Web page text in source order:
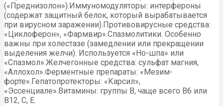
(«Преднизолон»).Иммуномодуляторы: интерфероны
(содержат защитный белок, который вырабатывается
при вирусном заражении).Противовирусные средства:
«Циклоферон», «Фармвир».Спазмолитики. Особенно
важны при холестазе (замедлении или прекращении
выделения желчи). Используется «Но-шпа» или
«Спазмол».Желчегонные средства: сульфат магния,
«Аллохол».Ферментные препараты: «Мезим-
форте».Гепатопротекторы: «Карсил»,
«Эссенциале».Витамины: группы В, чаще всего В6 или
В12, С, Е.